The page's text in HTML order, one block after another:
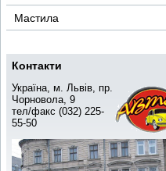
Мастила
Контакти
Україна, м. Львів, пр.
Чорновола, 9
тел/факс (032) 225-
55-50